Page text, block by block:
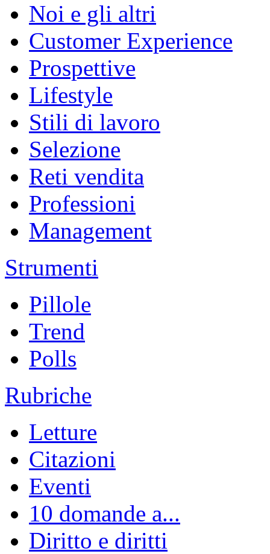
Noi e gli altri
Customer Experience
Prospettive
Lifestyle
Stili di lavoro
Selezione
Reti vendita
Professioni
Management
Strumenti
Pillole
Trend
Polls
Rubriche
Letture
Citazioni
Eventi
10 domande a...
Diritto e diritti